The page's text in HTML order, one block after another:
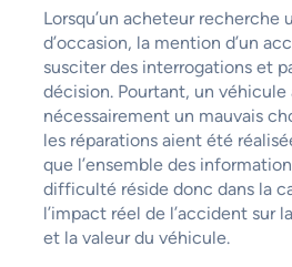
Lorsqu’un acheteur recherche
d’occasion, la mention d’un
susciter des interrogations et
décision. Pourtant, un véhicule
nécessairement un mauvais
les réparations aient été
que l’ensemble des
difficulté réside donc dans la
l’impact réel de l’accident sur
et la valeur du véhicule.